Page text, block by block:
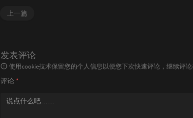
上一篇
发表评论
使用cookie技术保留您的个人信息以便您下次快速评论，继续评
评论 *